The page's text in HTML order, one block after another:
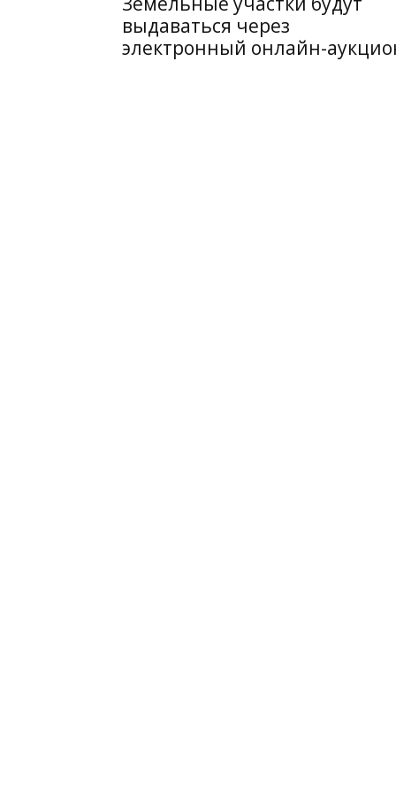
выдаваться через
электронный онлайн-